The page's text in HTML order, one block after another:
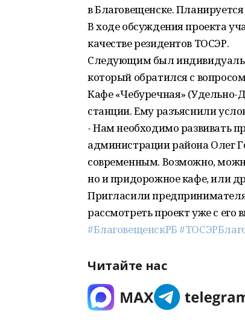
в Благовещенске.
В ходе обсуждения проекта
качестве резидентов ТОСЭР.
Следующим был
который обратился с
Кафе «Чебуречная» (Удельно-
станции. Ему разъяснили
- Нам необходимо развивать
администрации района Олег
современным. Возможно,
но и придорожное кафе, или
Пригласили
рассмотреть проект уже с его
#БлаговещенскРБ
Читайте нас